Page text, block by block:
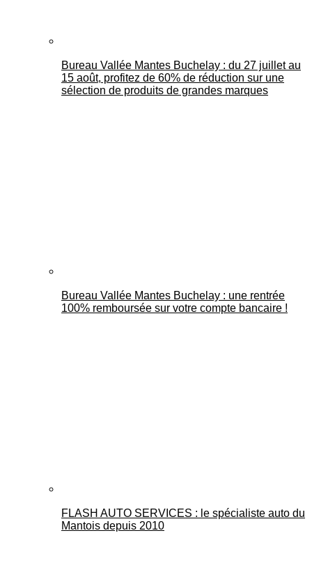
Bureau Vallée Mantes Buchelay : du 27 juillet au
15 août, profitez de 60% de réduction sur une
sélection de produits de grandes marques
Bureau Vallée Mantes Buchelay : une rentrée
100% remboursée sur votre compte bancaire !
FLASH AUTO SERVICES : le spécialiste auto du
Mantois depuis 2010